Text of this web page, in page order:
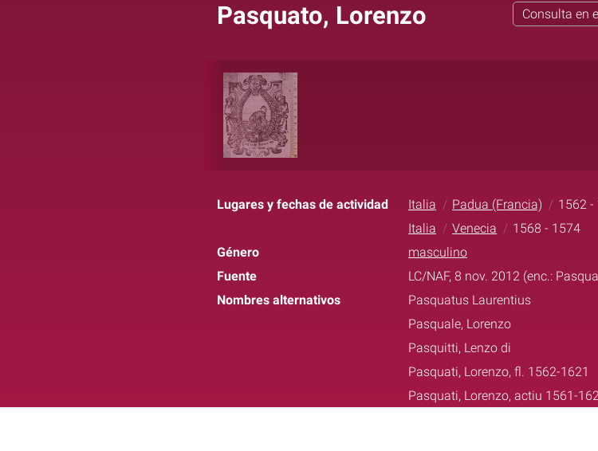
Pasquato, Lorenzo Consulta en
Lugares y fechas de actividad Italia Padua (Francia)
1562 -
Italia
Venecia
1568 - 1574
Género
masculino
Fuente
LC/NAF, 8 nov. 2012 (enc.:
Nombres alternativos
Pasquatus Laurentius
Pasquale, Lorenzo
Pasquitti, Lenzo di
Pasquati, Lorenzo, fl. 1562-1621
Pasquati, Lorenzo, actiu 1561-